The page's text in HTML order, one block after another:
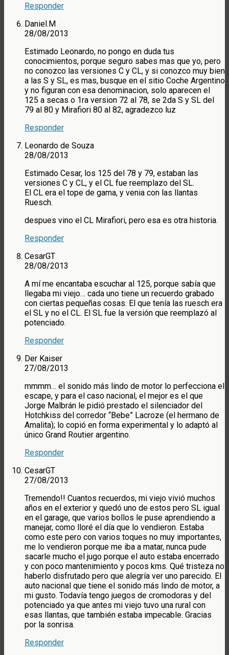
Responder
Daniel.M
28/08/2013
Estimado Leonardo, no pongo en duda tus
conocimientos, porque seguro sabes mas que yo, pero
no conozco las versiones C y CL, y si conozco muy bien
a las S y SL, es mas, busque en el sitio Coche Argentino
y no figuran con esa denominacion, solo aparecen el
125 a secas o 1ra version 72 al 78, se 2da S y SL del
79 al 80 y Mirafiori 80 al 82, agradezco luz
Responder
Leonardo de Souza
28/08/2013
Estimado Cesar, los 125 del 78 y 79, estaban las
versiones C y CL, y el CL fue reemplazo del SL.
El CL era el tope de gama, y venia con las llantas
Ruesch.
despues vino el CL Mirafiori, pero esa es otra historia.
Responder
CesarGT
28/08/2013
A mí me encantaba escuchar al 125, porque sabía que
llegaba mi viejo… cada uno tiene un recuerdo grabado
con ciertas pequeñas cosas. El que tenía las ruesch era
el SL y no el CL. El SL fue la versión que reemplazó al
potenciado.
Responder
Der Kaiser
27/08/2013
mmmm… el sonido más lindo de motor lo perfecciona el
escape, y para el caso nacional, el mejor es el que
Jorge Malbrán le pidió prestado el silenciador del
Hotchkiss del corredor “Bebe” Lacroze (el hermano de
Amalita); lo copió en forma experimental y lo adaptó al
único Grand Routier argentino.
Responder
CesarGT
27/08/2013
Tremendo!! Cuantos recuerdos, mi viejo vivió muchos
años en el exterior y quedó uno de estos pero SL igual
en el garage, que varios bollos le puse aprendiendo a
manejar, como lloré el día que lo vendieron. Estaba
como este pero con varios toques no muy importantes,
me lo vendieron porque me iba a matar, nunca pude
sacarle mucho el jugo porque el auto estaba encerrado
y con poco mantenimiento y pocos kms. Qué tristeza no
haberlo disfrutado pero que alegría ver uno parecido. El
auto nacional que tiene el sonido más lindo de motor, a
mi gusto. Todavía tengo juegos de cromodoras y del
potenciado ya que antes mi viejo tuvo una rural con
esas llantas, que también estaba impecable. Gracias
por la sonrisa.
Responder